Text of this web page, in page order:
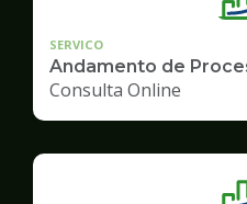
SERVICO
Andamento de
Consulta Online